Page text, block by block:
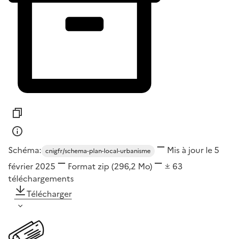
Schéma: cnigfr/schema-plan-local-urbanisme
Mis à jour le 5
février 2025
Format zip (296,2 Mo)
63
téléchargements
Télécharger